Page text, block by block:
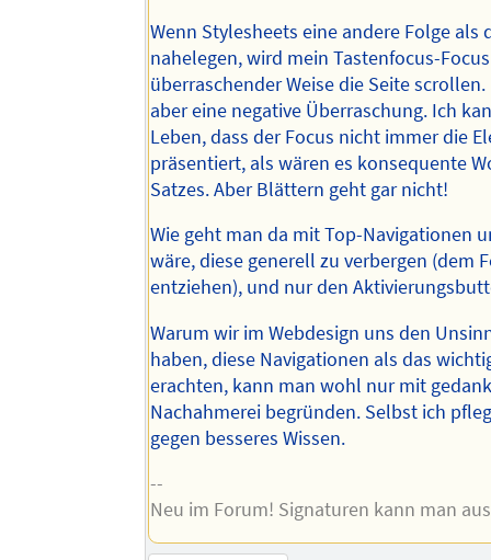
Wenn Stylesheets eine andere Folge als
nahelegen, wird mein Tastenfocus-Focus
überraschender Weise die Seite scrollen.
aber eine negative Überraschung. Ich
Leben, dass der Focus nicht immer die
präsentiert, als wären es konsequente
Satzes. Aber Blättern geht gar nicht!
Wie geht man da mit Top-Navigationen
wäre, diese generell zu verbergen (dem
entziehen), und nur den
Warum wir im Webdesign uns den
haben, diese Navigationen als das
erachten, kann man wohl nur mit
Nachahmerei begründen. Selbst ich
gegen besseres Wissen.
--
Neu im Forum! Signaturen kann man